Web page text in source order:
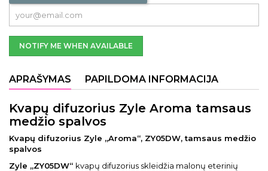
NOTIFY ME WHEN AVAILABLE
APRAŠYMAS PAPILDOMA INFORMACIJA
Kvapų difuzorius Zyle Aroma tamsaus
medžio spalvos
Kvapų difuzorius Zyle „Aroma“, ZY05DW, tamsaus medžio
spalvos
Zyle „ZY05DW“ kvapų difuzorius skleidžia malonų eterinių